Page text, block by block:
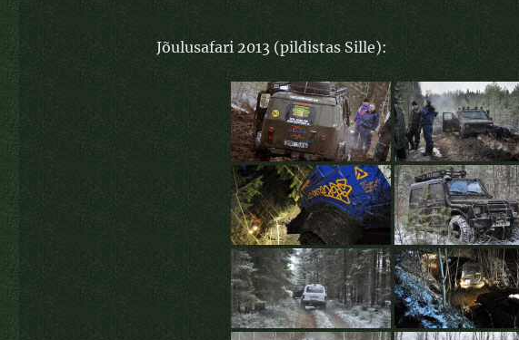
Jõulusafari 2013 (pildistas Sille):